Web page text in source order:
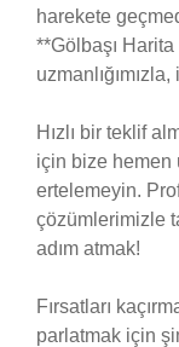
harekete
**Gölbaşı
Hızlı bir teklif
için bize hemen
ertelemeyin.
çözümlerimizle
adım atmak!
Fırsatları
parlatmak için